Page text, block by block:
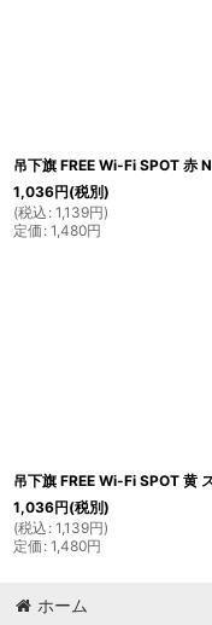
吊下旗 FREE Wi-Fi SPOT 赤
1,036円(税別)
(税込 : 1,139円)
定価 : 1,480円
吊下旗 FREE Wi-Fi SPOT 黄
1,036円(税別)
(税込 : 1,139円)
定価 : 1,480円
ホーム